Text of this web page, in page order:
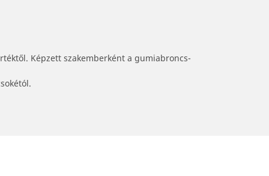
Képzett szakemberként a gumiabroncs-